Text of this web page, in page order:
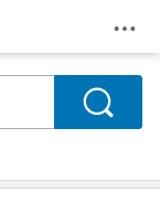
メ
検索